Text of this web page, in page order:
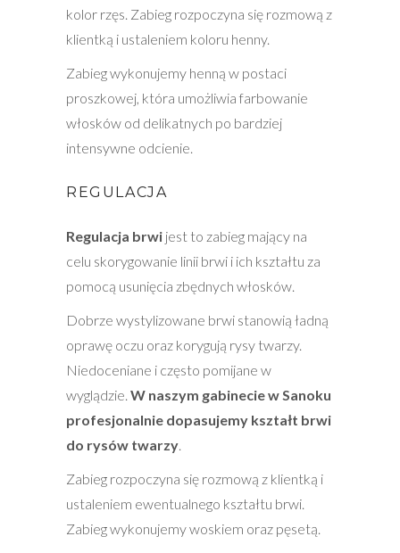
kolor rzęs. Zabieg rozpoczyna się rozmową z
klientką i ustaleniem koloru henny.
Zabieg wykonujemy henną w postaci
proszkowej, która umożliwia farbowanie
włosków od delikatnych po bardziej
intensywne odcienie.
REGULACJA
Regulacja brwi jest to zabieg mający na
celu skorygowanie linii brwi i ich kształtu za
pomocą usunięcia zbędnych włosków.
Dobrze wystylizowane brwi stanowią ładną
oprawę oczu oraz korygują rysy twarzy.
Niedoceniane i często pomijane w
wyglądzie. W naszym gabinecie w Sanoku
profesjonalnie dopasujemy kształt brwi
do rysów twarzy.
Zabieg rozpoczyna się rozmową z klientką i
ustaleniem ewentualnego kształtu brwi.
Zabieg wykonujemy woskiem oraz pęsetą.